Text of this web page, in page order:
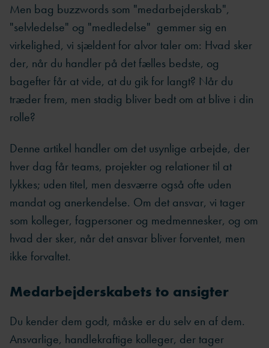
Men bag buzzwords som "medarbejderskab",
"selvledelse" og "medledelse" gemmer sig en
virkelighed, vi sjældent for alvor taler om: Hvad sker
der, når du handler på det fælles bedste, og
bagefter får at vide, at du gik for langt? Når du
træder frem, men stadig bliver bedt om at blive i din
rolle?
Denne artikel handler om det usynlige arbejde, der
hver dag får teams, projekter og relationer til at
lykkes; uden titel, men desværre også ofte uden
mandat og anerkendelse. Om det ansvar, vi tager
som kolleger, fagpersoner og medmennesker, og om
hvad der sker, når det ansvar bliver forventet, men
ikke forvaltet.
Medarbejderskabets to ansigter
Du kender dem godt, måske er du selv en af dem.
Ansvarlige, handlekraftige kolleger, der tager